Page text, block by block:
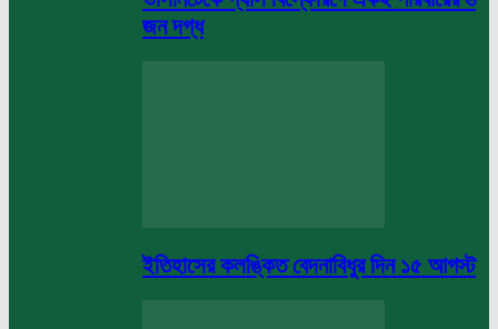
জন দগ্ধ
ইতিহাসের কলঙ্কিত বেদনাবিধুর দিন ১৫ আগস্ট